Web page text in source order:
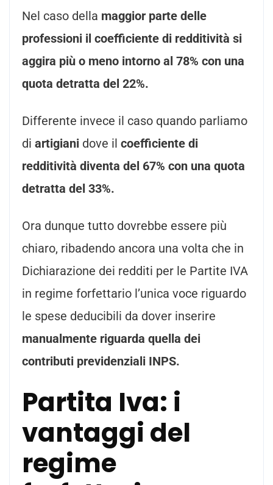
Nel caso della maggior parte delle
professioni il coefficiente di redditività si
aggira più o meno intorno al 78% con una
quota detratta del 22%.
Differente invece il caso quando parliamo
di artigiani dove il coefficiente di
redditività diventa del 67% con una quota
detratta del 33%.
Ora dunque tutto dovrebbe essere più
chiaro, ribadendo ancora una volta che in
Dichiarazione dei redditi per le Partite IVA
in regime forfettario l’unica voce riguardo
le spese deducibili da dover inserire
manualmente riguarda quella dei
contributi previdenziali INPS.
Partita Iva: i
vantaggi del
regime